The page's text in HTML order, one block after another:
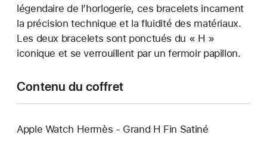
légendaire de l’horlogerie, ces bracelets incarnent
la précision technique et la fluidité des matériaux.
Les deux bracelets sont ponctués du « H »
iconique et se verrouillent par un fermoir papillon.
Contenu du coffret
Apple Watch Hermès - Grand H Fin Satiné